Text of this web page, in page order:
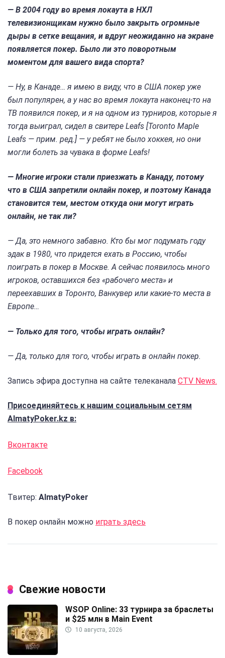
— В 2004 году во время локаута в НХЛ
телевизионщикам нужно было закрыть огромные
дыры в сетке вещания, и вдруг неожиданно на экране
появляется покер. Было ли это поворотным
моментом для вашего вида спорта?
— Ну, в Канаде… я имею в виду, что в США покер уже
был популярен, а у нас во время локаута наконец-то на
ТВ появился покер, и я на одном из турниров, которые я
тогда выиграл, сидел в свитере Leafs [Toronto Maple
Leafs — прим. ред.] — у ребят не было хоккея, но они
могли болеть за чувака в форме Leafs!
— Многие игроки стали приезжать в Канаду, потому
что в США запретили онлайн покер, и поэтому Канада
становится тем, местом откуда они могут играть
онлайн, не так ли?
— Да, это немного забавно. Кто бы мог подумать году
эдак в 1980, что придется ехать в Россию, чтобы
поиграть в покер в Москве. А сейчас появилось много
игроков, оставшихся без «рабочего места» и
переехавших в Торонто, Ванкувер или какие-то места в
Европе…
— Только для того, чтобы играть онлайн?
— Да, только для того, чтобы играть в онлайн покер.
Запись эфира доступна на сайте телеканала CTV News.
Присоединяйтесь к нашим социальным сетям
AlmatyPoker.kz в:
Вконтакте
Facebook
Твитер: AlmatyPoker
В покер онлайн можно играть здесь
Свежие новости
WSOP Online: 33 турнира за браслеты
и $25 млн в Main Event
10 августа, 2026